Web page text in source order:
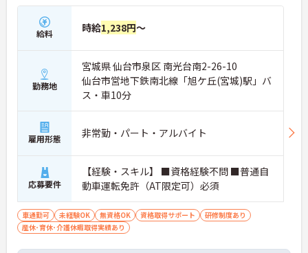
給料 時給1,238円～
勤務地
宮城県 仙台市泉区 南光台南2-26-10
仙台市営地下鉄南北線「旭ケ丘(宮城)駅」バ
ス・車10分
雇用形態 非常勤・パート・アルバイト
応募要件
【経験・スキル】 ■資格経験不問 ■普通自
動車運転免許（AT限定可）必須
車通勤可 未経験OK 無資格OK 資格取得サポート
研修制度あり
産休･育休･介護休暇取得実績あり